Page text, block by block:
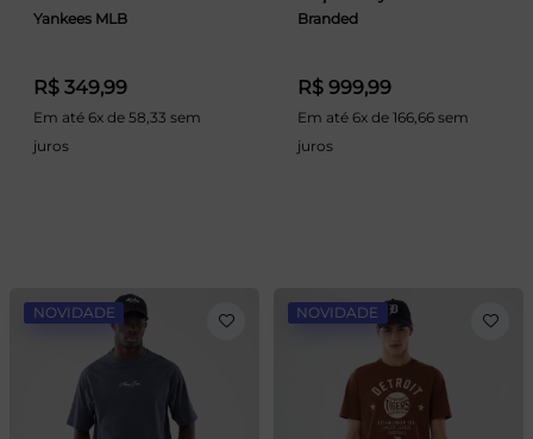
Yankees MLB
R$ 349,99
Em até 6x de 58,33 sem
juros
Branded
R$ 999,99
Em até 6x de 166,66 sem
juros
NOVIDADE NOVIDADE